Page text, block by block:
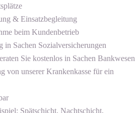
& Einsatzbegleitung
beim Kundenbetrieb
in Sachen Sozialversicherungen
Sie kostenlos in Sachen Bankwesen
von unserer Krankenkasse für ein
Spätschicht, Nachtschicht,